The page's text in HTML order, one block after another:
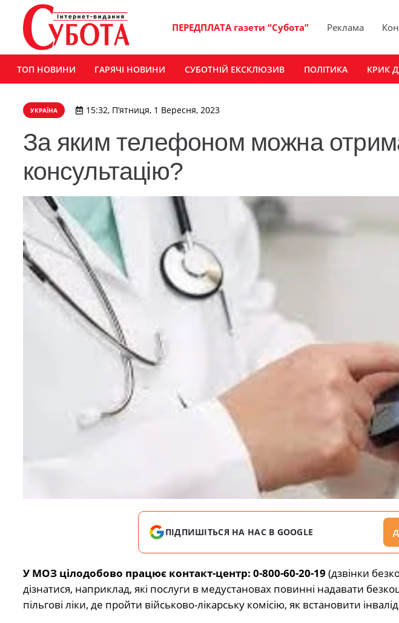
ПЕРЕДПЛАТА газети “Субота” Реклама
ТОП НОВИНИ ГАРЯЧІ НОВИНИ СУБОТНІЙ ЕКСКЛЮЗИВ ПОЛІТИКА КРИК
УКРАЇНА 15:32, П’ятниця, 1 Вересня, 2023
За яким телефоном можна
консультацію?
ПІДПИШІТЬСЯ НА НАС В GOOGLE
У МОЗ цілодобово працює контакт-центр: 0-800-60-20-19 (дзвінки
дізнатися, наприклад, які послуги в медустановах повинні надавати
пільгові ліки, де пройти військово-лікарську комісію, як встановити